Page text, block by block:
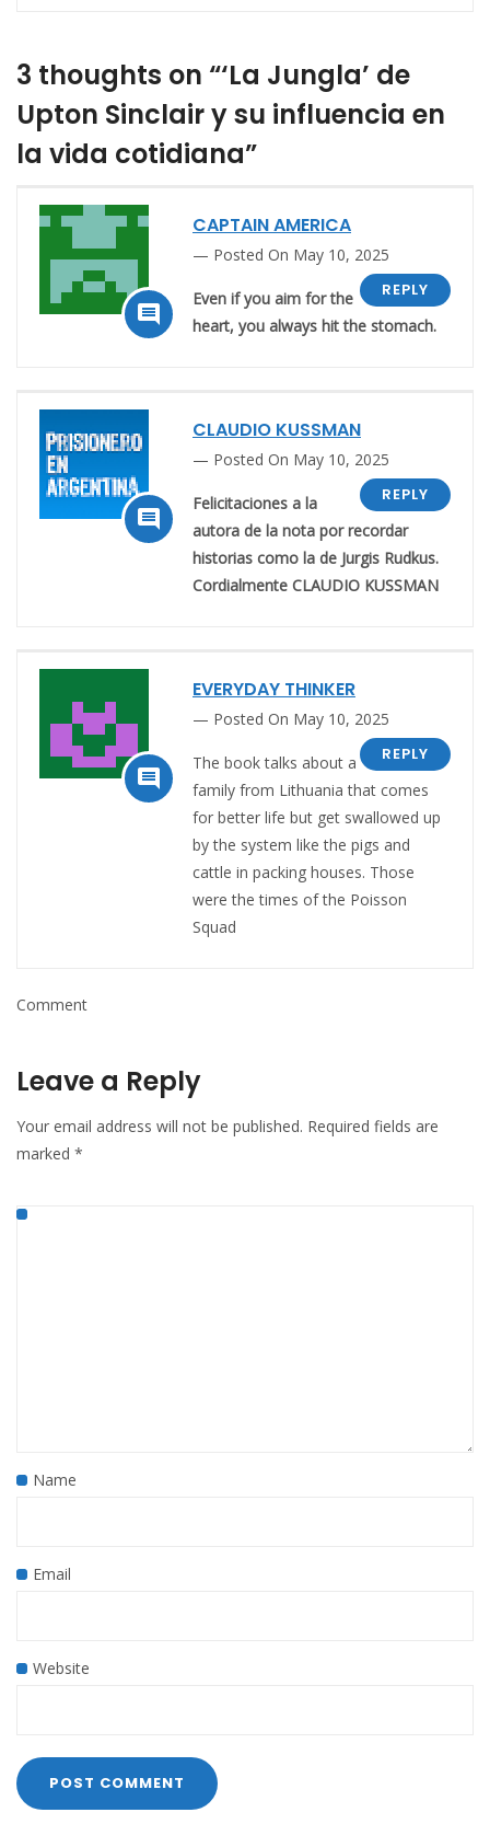
3 thoughts on “‘La Jungla’ de
Upton Sinclair y su influencia en
la vida cotidiana”

CAPTAIN AMERICA
Posted On May 10, 2025
REPLY
Even if you aim for the
heart, you always hit the stomach.

CLAUDIO KUSSMAN
Posted On May 10, 2025
REPLY
Felicitaciones a la
autora de la nota por recordar
historias como la de Jurgis Rudkus.
Cordialmente CLAUDIO KUSSMAN

EVERYDAY THINKER
Posted On May 10, 2025
REPLY
The book talks about a
family from Lithuania that comes
for better life but get swallowed up
by the system like the pigs and
cattle in packing houses. Those
were the times of the Poisson
Squad
Comment
Leave a Reply
Your email address will not be published. Required fields are
marked *
Name
Email
Website